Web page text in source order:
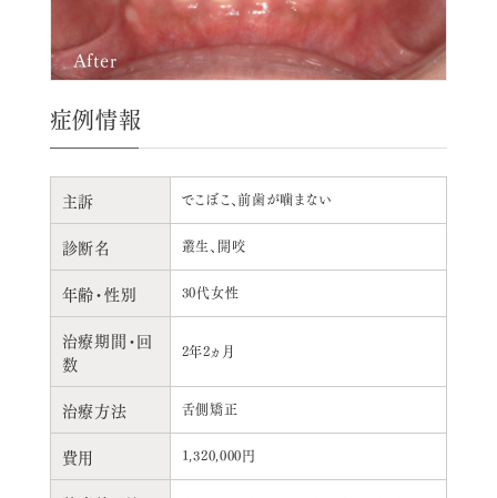
After
症例情報
主訴 でこぼこ、前歯が噛まない
診断名 叢生、開咬
年齢・性別 30代女性
治療期間・回
数
2年2ヵ月
治療方法 舌側矯正
費用 1,320,000円